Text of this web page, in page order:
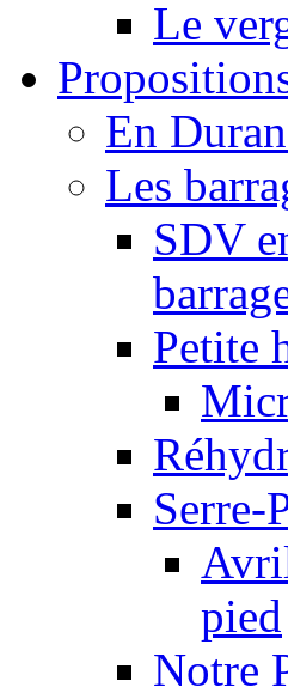
Le
En
Les
SDV
Petite
Serre-
pied
Notre